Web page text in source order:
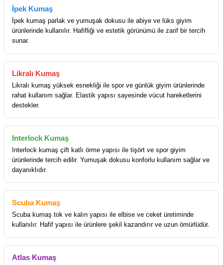
İpek Kumaş
İpek kumaş parlak ve yumuşak dokusu ile abiye ve lüks giyim
ürünlerinde kullanılır. Hafifliği ve estetik görünümü ile zarif bir tercih
sunar.
Likralı Kumaş
Likralı kumaş yüksek esnekliği ile spor ve günlük giyim ürünlerinde
rahat kullanım sağlar. Elastik yapısı sayesinde vücut hareketlerini
destekler.
Interlock Kumaş
Interlock kumaş çift katlı örme yapısı ile tişört ve spor giyim
ürünlerinde tercih edilir. Yumuşak dokusu konforlu kullanım sağlar ve
dayanıklıdır.
Scuba Kumaş
Scuba kumaş tok ve kalın yapısı ile elbise ve ceket üretiminde
kullanılır. Hafif yapısı ile ürünlere şekil kazandırır ve uzun ömürlüdür.
Atlas Kumaş